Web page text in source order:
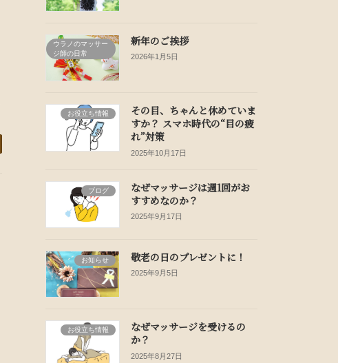
ウラノのマッサー
ジ師の日常
新年のご挨拶
2026年1月5日
お役立ち情報
その目、ちゃんと休めていま
すか？ スマホ時代の“目の疲
れ”対策
2025年10月17日
ブログ
なぜマッサージは週1回がお
すすめなのか？
2025年9月17日
お知らせ 敬老の日のプレゼントに！
2025年9月5日
お役立ち情報
なぜマッサージを受けるの
か？
2025年8月27日